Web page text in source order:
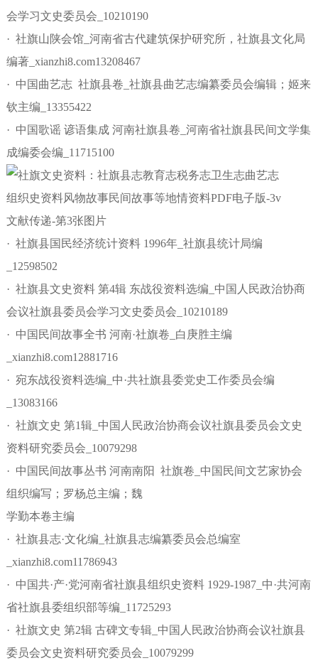
会学习文史委员会_10210190
· 社旗山陕会馆_河南省古代建筑保护研究所，社旗县文化局
编著_xianzhi8.com13208467
· 中国曲艺志 社旗县卷_社旗县曲艺志编纂委员会编辑；姬来
钦主编_13355422
· 中国歌谣 谚语集成 河南社旗县卷_河南省社旗县民间文学集
成编委会编_11715100
· 社旗县国民经济统计资料 1996年_社旗县统计局编
_12598502
· 社旗县文史资料 第4辑 东战役资料选编_中国人民政治协商
会议社旗县委员会学习文史委员会_10210189
· 中国民间故事全书 河南·社旗卷_白庚胜主编
_xianzhi8.com12881716
· 宛东战役资料选编_中·共社旗县委党史工作委员会编
_13083166
· 社旗文史 第1辑_中国人民政治协商会议社旗县委员会文史
资料研究委员会_10079298
· 中国民间故事丛书 河南南阳 社旗卷_中国民间文艺家协会
组织编写；罗杨总主编；魏
学勤本卷主编
· 社旗县志·文化编_社旗县志编纂委员会总编室
_xianzhi8.com11786943
· 中国共·产·党河南省社旗县组织史资料 1929-1987_中·共河南
省社旗县委组织部等编_11725293
· 社旗文史 第2辑 古碑文专辑_中国人民政治协商会议社旗县
委员会文史资料研究委员会_10079299